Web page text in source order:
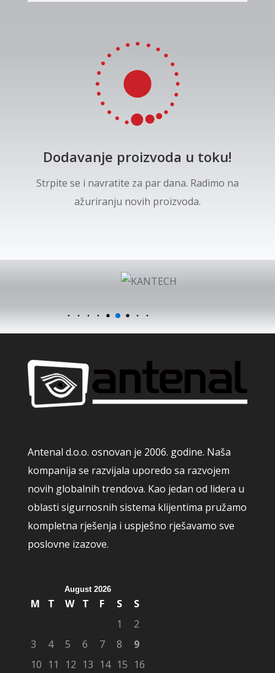
Dodavanje proizvoda u toku!
Strpite se i navratite za par dana. Radimo na
ažuriranju novih proizvoda.
Antenal d.o.o. osnovan je 2006. godine. Naša
kompanija se razvijala uporedo sa razvojem
novih globalnih trendova. Kao jedan od lidera u
oblasti sigurnosnih sistema klijentima pružamo
kompletna rješenja i uspješno rješavamo sve
poslovne izazove.
August 2026
M T W T F S
S
1
2
3
4 5 6 7 8
9
10 11 12 13 14 15 16